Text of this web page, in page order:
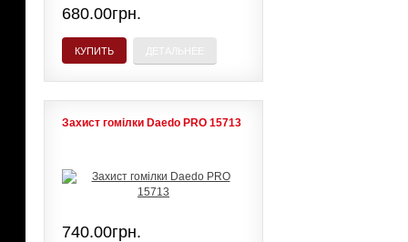
680.00грн.
КУПИТЬ
Захист гомілки Daedo PRO 15713
740.00грн.